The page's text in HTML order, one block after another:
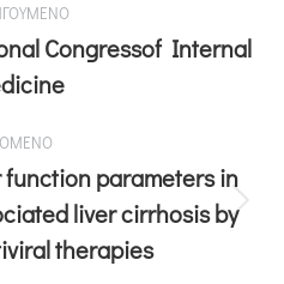
Congressof Internal
parameters in
liver cirrhosis by
therapies